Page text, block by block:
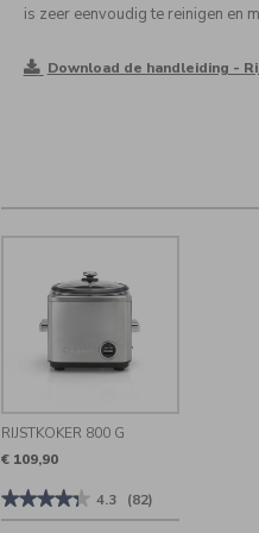
is zeer eenvoudig te reinigen en
Download de handleiding -
RIJSTKOKER 800 G
€ 109,90
★★★★★
★★★★★
4.3
4.3 (82)